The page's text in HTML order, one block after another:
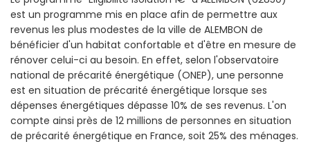
est un programme mis en place afin de permettre aux
revenus les plus modestes de la ville de ALEMBON de
bénéficier d'un habitat confortable et d'être en mesure de
rénover celui-ci au besoin. En effet, selon l'observatoire
national de précarité énergétique (ONEP), une personne
est en situation de précarité énergétique lorsque ses
dépenses énergétiques dépasse 10% de ses revenus. L'on
compte ainsi près de 12 millions de personnes en situation
de précarité énergétique en France, soit 25% des ménages.